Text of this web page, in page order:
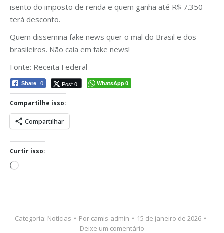
isento do imposto de renda e quem ganha até R$ 7.350
terá desconto.
Quem dissemina fake news quer o mal do Brasil e dos
brasileiros. Não caia em fake news!
Fonte: Receita Federal
Share 0 Post 0 WhatsApp0
Compartilhe isso:
Compartilhar
Curtir isso:
Carregando...
Categoria: Notícias Por camis-admin
15 de janeiro de 2026
Deixe um comentário